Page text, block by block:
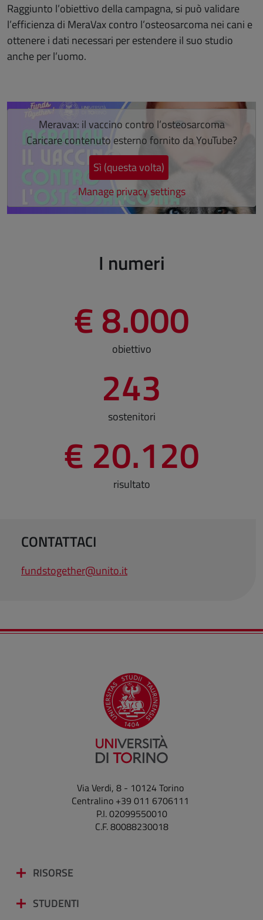
Raggiunto l’obiettivo della campagna, si può validare
l’efficienza di MeraVax contro l’osteosarcoma nei cani e
ottenere i dati necessari per estendere il suo studio
anche per l’uomo.
Salta lo slider
Meravax: il vaccino contro l’osteosarcoma
Caricare contenuto esterno fornito daYouTube?
Sì (questa volta)
Manage privacy settings
I numeri
€ 8.000
obiettivo
243
sostenitori
€ 20.120
risultato
CONTATTACI
fundstogether@unito.it
Via Verdi, 8 - 10124 Torino
Centralino +39 011 6706111
P.I. 02099550010
C.F. 80088230018
RISORSE
STUDENTI